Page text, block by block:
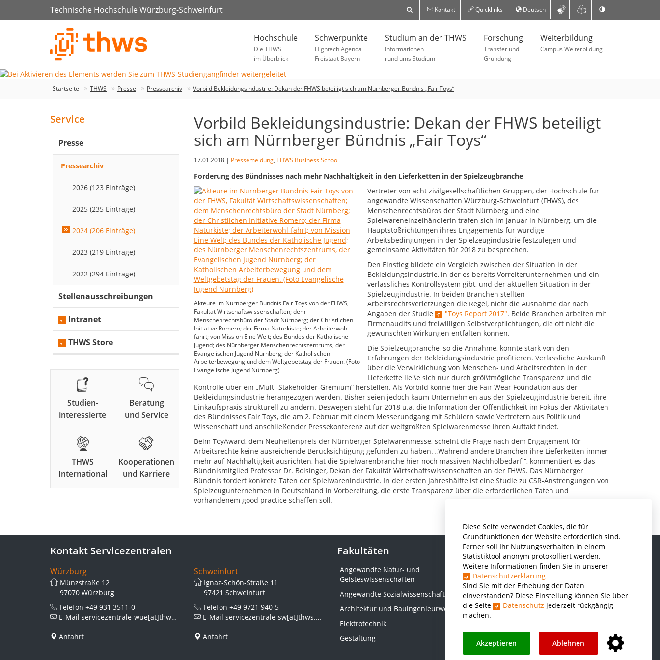
Diese Seite verwendet Cookies, die für
Grundfunktionen der Website erforderlich sind.
Ferner soll Ihr Nutzungsverhalten in einem
Statistiktool anonym protokolliert werden.
Weitere Informationen finden Sie in unserer
Datenschutzerklärung.
Sind Sie mit der Erhebung der Daten
einverstanden? Diese Einstellung können Sie über
die Seite
Datenschutz jederzeit rückgängig
machen.
Akzeptieren Ablehnen
Technische Hochschule Würzburg-Schweinfurt Kontakt Quicklinks Deutsch
Hochschule
Die THWS
im Überblick
Schwerpunkte
Hightech Agenda
Freistaat Bayern
Studium an der THWS
Informationen
rund ums Studium
Forschung
Transfer und
Gründung
Weiterbildung
Campus Weiterbildung
Startseite THWS Presse Pressearchiv Vorbild Bekleidungsindustrie: Dekan der FHWS beteiligt sich am Nürnberger Bündnis „Fair Toys“
Vorbild Bekleidungsindustrie: Dekan der FHWS beteiligt
sich am Nürnberger Bündnis „Fair Toys“
17.01.2018 | Pressemeldung, THWS Business School
Forderung des Bündnisses nach mehr Nachhaltigkeit in den Lieferketten in der Spielzeugbranche
Akteure im Nürnberger Bündnis Fair Toys von der FHWS,
Fakultät Wirtschaftswissenschaften; dem
Menschenrechtsbüro der Stadt Nürnberg; der Christlichen
Initiative Romero; der Firma Naturkiste; der Arbeiterwohl-
fahrt; von Mission Eine Welt; des Bundes der Katholische
Jugend; des Nürnberger Menschenrechtszentrums, der
Evangelischen Jugend Nürnberg; der Katholischen
Arbeiterbewegung und dem Weltgebetstag der Frauen. (Foto
Evangelische Jugend Nürnberg)
Vertreter von acht zivilgesellschaftlichen Gruppen, der Hochschule für
angewandte Wissenschaften Würzburg-Schweinfurt (FHWS), des
Menschenrechtsbüros der Stadt Nürnberg und eine
Spielwareneinzelhändlerin trafen sich im Januar in Nürnberg, um die
Hauptstoßrichtungen ihres Engagements für würdige
Arbeitsbedingungen in der Spielzeugindustrie festzulegen und
gemeinsame Aktivitäten für 2018 zu besprechen.
Den Einstieg bildete ein Vergleich zwischen der Situation in der
Bekleidungsindustrie, in der es bereits Vorreiterunternehmen und ein
verlässliches Kontrollsystem gibt, und der aktuellen Situation in der
Spielzeugindustrie. In beiden Branchen stellten
Arbeitsrechtsverletzungen die Regel, nicht die Ausnahme dar nach
Angaben der Studie
"Toys Report 2017". Beide Branchen arbeiten mit
Firmenaudits und freiwilligen Selbstverpflichtungen, die oft nicht die
gewünschten Wirkungen entfalten können.
Die Spielzeugbranche, so die Annahme, könnte stark von den
Erfahrungen der Bekleidungsindustrie profitieren. Verlässliche Auskunft
über die Verwirklichung von Menschen- und Arbeitsrechten in der
Lieferkette ließe sich nur durch größtmögliche Transparenz und die
Kontrolle über ein „Multi-Stakeholder-Gremium“ herstellen. Als Vorbild könne hier die Fair Wear Foundation aus der
Bekleidungsindustrie herangezogen werden. Bisher seien jedoch kaum Unternehmen aus der Spielzeugindustrie bereit, ihre
Einkaufspraxis strukturell zu ändern. Deswegen steht für 2018 u.a. die Information der Öffentlichkeit im Fokus der Aktivitäten
des Bündnisses Fair Toys, die am 2. Februar mit einem Messerundgang mit Schülern sowie Vertretern aus Politik und
Wissenschaft und anschließender Pressekonferenz auf der weltgrößten Spielwarenmesse ihren Auftakt findet.
Beim ToyAward, dem Neuheitenpreis der Nürnberger Spielwarenmesse, scheint die Frage nach dem Engagement für
Arbeitsrechte keine ausreichende Berücksichtigung gefunden zu haben. „Während andere Branchen ihre Lieferketten immer
mehr auf Nachhaltigkeit ausrichten, hat die Spielwarenbranche hier noch massiven Nachholbedarf!“, kommentiert es das
Bündnismitglied Professor Dr. Bolsinger, Dekan der Fakultät Wirtschaftswissenschaften an der FHWS. Das Nürnberger
Bündnis fordert konkrete Taten der Spielwarenindustrie. In der ersten Jahreshälfte ist eine Studie zu CSR-Anstrengungen von
Spielzeugunternehmen in Deutschland in Vorbereitung, die erste Transparenz über die erforderlichen Taten und
vorhandenem good practice schaffen soll.
Service
Presse
Pressearchiv
2026 (123 Einträge)
2025 (235 Einträge)
2024 (206 Einträge)
2023 (219 Einträge)
2022 (294 Einträge)
Stellenausschreibungen
Intranet
THWS Store
Studien-
interessierte
Beratung
und Service
THWS
International
Kooperationen
und Karriere
Kontakt Servicezentralen
Würzburg
Münzstraße 12
97070 Würzburg
Telefon +49 931 3511-0
E-Mail servicezentrale-wue[at]thws.de
Anfahrt
Schweinfurt
Ignaz-Schön-Straße 11
97421 Schweinfurt
Telefon +49 9721 940-5
E-Mail servicezentrale-sw[at]thws.de
Anfahrt
Fakultäten
Angewandte Natur- und
Geisteswissenschaften
Angewandte Sozialwissenschaften
Architektur und Bauingenieurwesen
Elektrotechnik
Gestaltung
Informatik und Wirtschaftsinformatik
Kunststofftechnik und Vermessung
Maschinenbau
THWS Business School